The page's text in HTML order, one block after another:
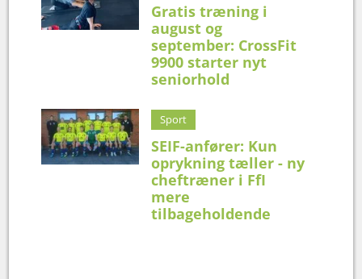
Gratis træning i
august og
september: CrossFit
9900 starter nyt
seniorhold
Sport
SEIF-anfører: Kun
oprykning tæller - ny
cheftræner i FfI
mere
tilbageholdende